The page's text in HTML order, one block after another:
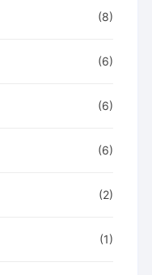
(8)
(6)
(6)
(6)
(2)
(1)